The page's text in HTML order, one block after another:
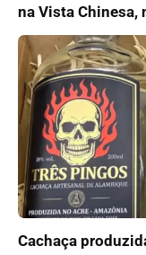
na Vista Chinesa,
Cachaça